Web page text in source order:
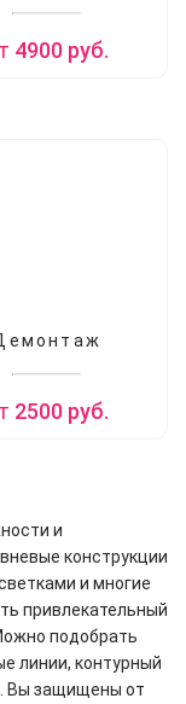
4900руб.
2500руб.
и
конструкции
и многие
привлекательный
подобрать
линии, контурный
Вы защищены от